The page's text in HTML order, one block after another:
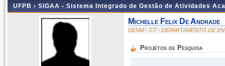
UFPB › SIGAA - Sistema Integrado de Gestão de Atividades
Michelle Felix De Andrade
DENM - CT - DEPARTAMENTO DE
Projetos de Pesquisa